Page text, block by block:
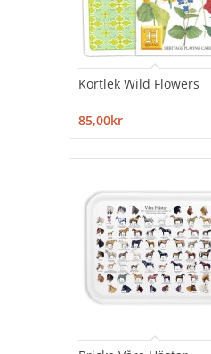
Kortlek Wild Flowers
85,00kr